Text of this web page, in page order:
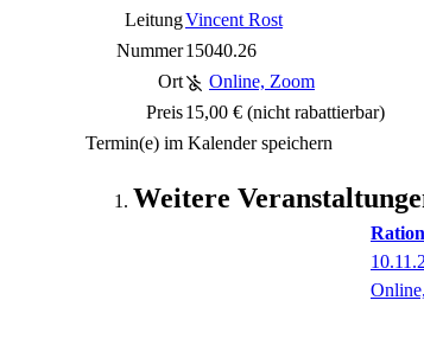
LeitungVincent Rost
Nummer15040.26
Ort
Online, Zoom
Preis15,00 € (nicht rabattierbar)
Termin(e) im Kalender speichern
Weitere